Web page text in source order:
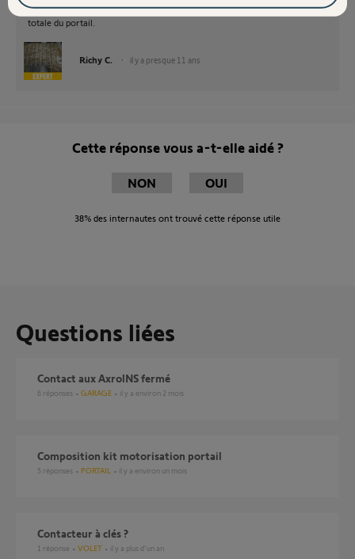
sont à relier également aux bornes 3 et 4. Cela actionnera l'ouverture
totale du portail.
Richy C. il y a presque 11 ans
Cette réponse vous a-t-elle aidé ?
NON OUI
38% des internautes ont trouvé cette réponse utile
Questions liées
contact aux AxrolNS fermé
6 réponses GARAGE il y a environ 2 mois
Composition kit motorisation portail
5 réponses PORTAIL il y a environ un mois
contacteur à clés ?
1 réponse VOLET il y a plus d'un an